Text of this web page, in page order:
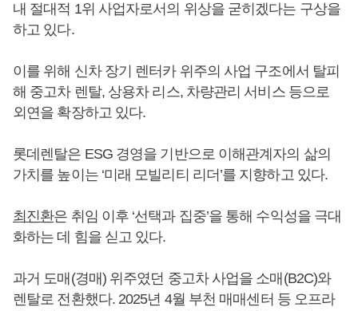
내 절대적 1위 사업자로서의 위상을 굳히겠다는 구상을
하고 있다.
이를 위해 신차 장기 렌터카 위주의 사업 구조에서 탈피
해 중고차 렌탈, 상용차 리스, 차량관리 서비스 등으로
외연을 확장하고 있다.
롯데렌탈은 ESG 경영을 기반으로 이해관계자의 삶의
가치를 높이는 ‘미래 모빌리티 리더’를 지향하고 있다.
최진환은 취임 이후 ‘선택과 집중’을 통해 수익성을 극대
화하는 데 힘을 싣고 있다.
과거 도매(경매) 위주였던 중고차 사업을 소매(B2C)와
렌탈로 전환했다. 2025년 4월 부천 매매센터 등 오프라